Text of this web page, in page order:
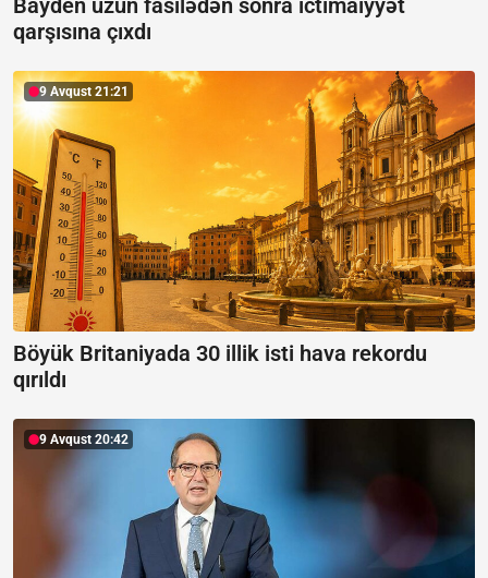
Bayden uzun fasilədən sonra ictimaiyyət
qarşısına çıxdı
9 Avqust 21:21
Böyük Britaniyada 30 illik isti hava rekordu
qırıldı
9 Avqust 20:42